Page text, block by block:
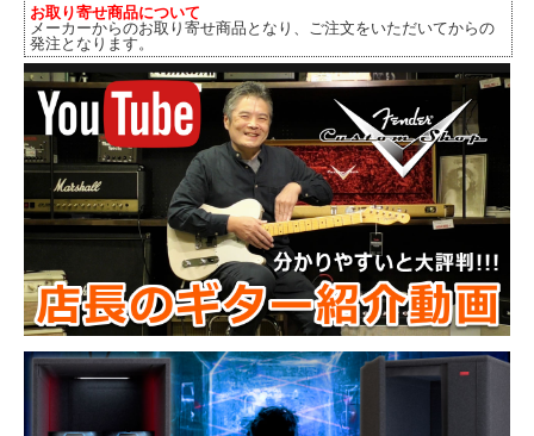
お取り寄せ商品について
メーカーからのお取り寄せ商品となり、ご注文をいただいてからの
発注となります。